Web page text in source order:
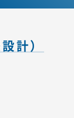
計）